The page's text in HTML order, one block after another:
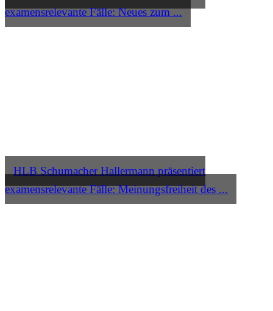
examensrelevante Fälle: Neues zum ...
HLB Schumacher Hallermann präsentiert
examensrelevante Fälle: Meinungsfreiheit des ...